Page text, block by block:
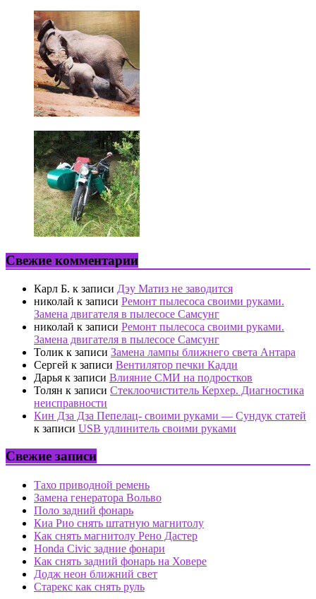
Свежие комментарии
Карл Б. к записи Дэу Матиз не заводится
николай к записи Ремонт пылесоса своими руками.
Замена двигателя в пылесосе Самсунг
николай к записи Ремонт пылесоса своими руками.
Замена двигателя в пылесосе Самсунг
Толик к записи Замена лампы ближнего света Антара
Сергей к записи Вентилятор печки Кадди
Дарья к записи Влияние СМИ на подростков
Толян к записи Стеклоочиститель Керхер. Диагностика
неисправности
Кин Дза Дза Пепелац- своими руками — Сундук статей
к записи USB удлинитель своими руками
Свежие записи
Тахо приводной ремень
Замена генератора Вольво
Поло задний фонарь
Киа Рио снять штатную магнитолу
Как снять магнитолу Рено Дастер
Honda Civic задние фонари
Как снять задний фонарь на Ховере
Додж неон ближний свет
Старекс как снять руль